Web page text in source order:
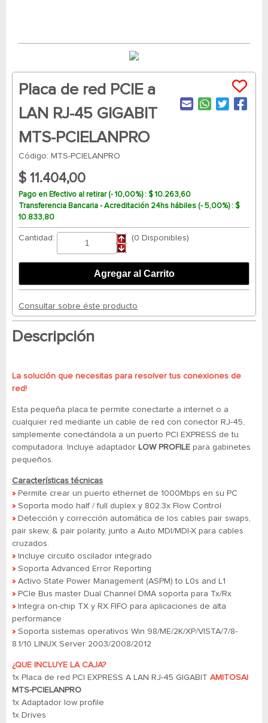
Placa de red PCIE a
LAN RJ-45 GIGABIT
MTS-PCIELANPRO
Código: MTS-PCIELANPRO
$ 11.404,00
Pago en Efectivo al retirar (- 10,00%) : $ 10.263,60
Transferencia Bancaria - Acreditación 24hs hábiles (- 5,00%) : $
10.833,80
Cantidad: (0 Disponibles)
Consultar sobre éste producto
Descripción
La solución que necesitas para resolver tus conexiones de
red!
Esta pequeña placa te permite conectarte a internet o a
cualquier red mediante un cable de red con conector RJ-45,
simplemente conectándola a un puerto PCI EXPRESS de tu
computadora. Incluye adaptador LOW PROFILE para gabinetes
pequeños.
Características técnicas
»Permite crear un puerto ethernet de 1000Mbps en su PC
»Soporta modo half / full duplex y 802.3x Flow Control
»Detección y corrección automática de los cables pair swaps,
pair skew, & pair polarity, junto a Auto MDI/MDI-X para cables
cruzados.
»Incluye circuito oscilador integrado
»Soporta Advanced Error Reporting
»Activo State Power Management (ASPM) to L0s and L1
»PCIe Bus master Dual Channel DMA soporta para Tx/Rx
»Integra on-chip TX y RX FIFO para aplicaciones de alta
performance
»Soporta sistemas operativos Win 98/ME/2K/XP/VISTA/7/8-
8.1/10 LINUX Server 2003/2008/2012
¿QUE INCLUYE LA CAJA?
1x Placa de red PCI EXPRESS A LAN RJ-45 GIGABIT AMITOSAI
MTS-PCIELANPRO
1x Adaptador low profile
1x Drives